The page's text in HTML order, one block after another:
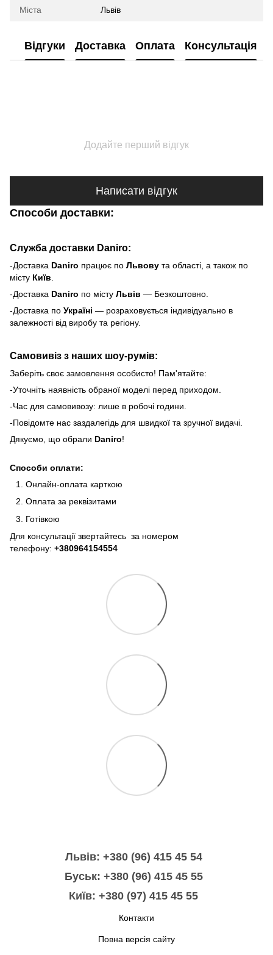
Міста Львів
Відгуки Доставка Оплата Консультація
Додайте перший відгук
Написати відгук
Способи доставки:
Служба доставки Daniro:
-Доставка Daniro працює по Львову та області, а також по
місту Київ
-Доставка Daniro по місту Львів — Безкоштовно.
-Доставка по Україні — розраховується індивідуально в
залежності від виробу та регіону.
Самовивіз з наших шоу-румів:
Заберіть своє замовлення особисто! Пам'ятайте:
-Уточніть наявність обраної моделі перед приходом.
-Час для самовивозу: лише в робочі години.
-Повідомте нас заздалегідь для швидкої та зручної видачі.
Дякуємо, що обрали Daniro!
Способи оплати:
Онлайн-оплата карткою
Оплата за реквізитами
Готівкою
Для консультації звертайтесь за номером
телефону: +380964154554
Львів: +380 (96) 415 45 54
Буськ: +380 (96) 415 45 55
Київ: +380 (97) 415 45 55
Контакти
Повна версія сайту